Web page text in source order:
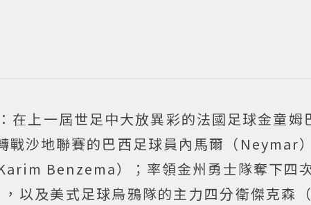
在上一屆世足中大放異彩的法國足球金童姆
沙地聯賽的巴西足球員內馬爾（Neymar
Benzema）；率領金州勇士隊奪下四
以及美式足球烏鴉隊的主力四分衛傑克森